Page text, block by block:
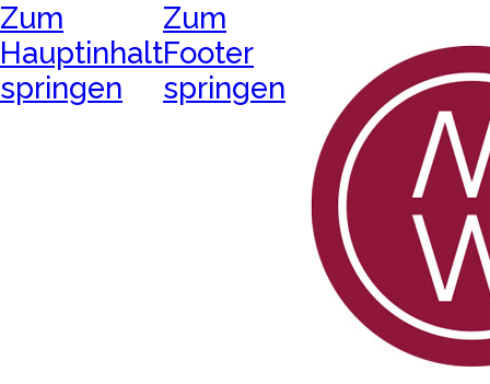
Zum
Hauptinhalt
springen
Zum
Footer
springen